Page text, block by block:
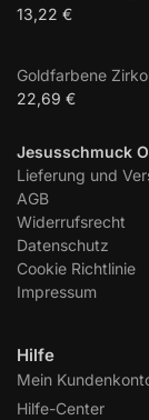
13,22 €
Goldfarbene
22,69 €
Jesusschmuck
Lieferung und
AGB
Widerrufsrecht
Datenschutz
Cookie Richtlinie
Impressum
Hilfe
Mein
Hilfe-Center